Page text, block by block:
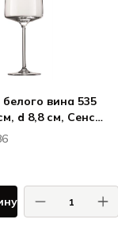
вина 535
d 8,8 см, Сенса